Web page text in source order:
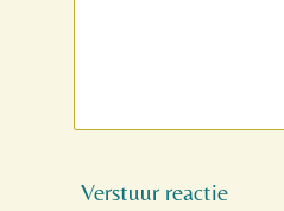
Verstuur reactie